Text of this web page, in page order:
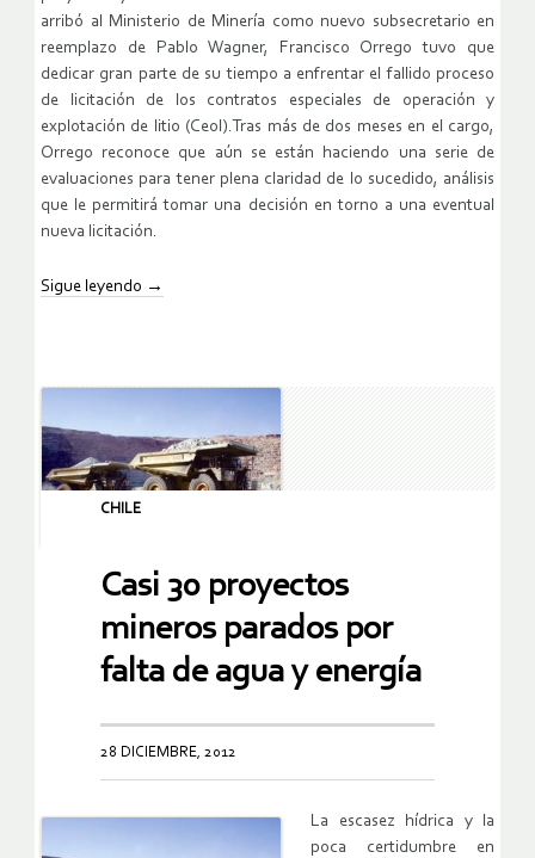
arribó al Ministerio de Minería como nuevo subsecretario en
reemplazo de Pablo Wagner, Francisco Orrego tuvo que
dedicar gran parte de su tiempo a enfrentar el fallido proceso
de licitación de los contratos especiales de operación y
explotación de litio (Ceol).Tras más de dos meses en el cargo,
Orrego reconoce que aún se están haciendo una serie de
evaluaciones para tener plena claridad de lo sucedido, análisis
que le permitirá tomar una decisión en torno a una eventual
nueva licitación.
Sigue leyendo →
CHILE
Casi 30 proyectos
mineros parados por
falta de agua y energía
28 DICIEMBRE, 2012
La escasez hídrica y la
poca certidumbre en